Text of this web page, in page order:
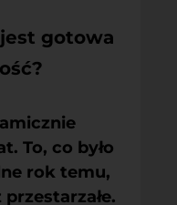
gotowa
To, co było
rok temu,